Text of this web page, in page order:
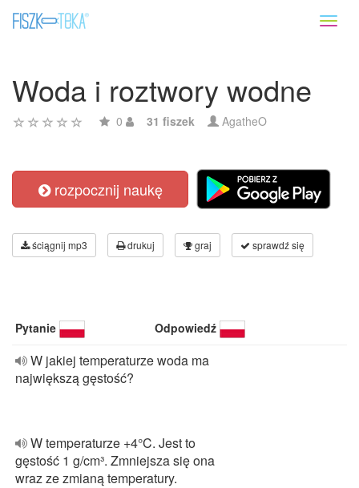
Woda i roztwory wodne
0 31 fiszek AgatheO
rozpocznij naukę
ściągnij mp3 drukuj graj sprawdź się
Pytanie Odpowiedź
W jakiej temperaturze woda ma
największą gęstość?
W temperaturze +4°C. Jest to
gęstość 1 g/cm³. Zmniejsza się ona
wraz ze zmianą temperatury.